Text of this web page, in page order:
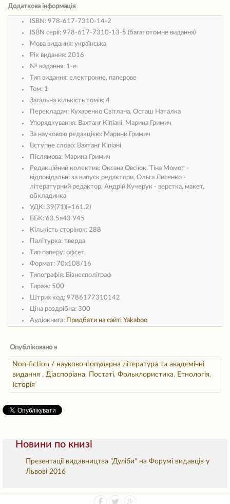
Додаткова інформація
ISBN: 978-617-7310-14-2
ISBN серії: 978-617-7310-13-5 (багатотомне видання)
Мова видання: українська
Рік видання: 2016
№ видання: 1-е
Тип видання: електронне, паперове
Том: 1
Загальна кількість томів: 4
Перекладач: Кухаренко Світлана, Осташ Наталка
Упорядкування: Вахтанг Кіпіані, Марина Гримич
За науковою редакцією: Марини Гримич
Вступне слово: Вахтанг Кіпіані
Післямова: Марина Гримич
Редакційний колектив: Оксана Овсіюк, Тіна Момот -
відповідальні за випуск редактори, Ольга Лисенко -
літературний редактор, Андрій Кучерук - верстка, макет,
обкладинка
УДК: 39(71)(=161.2)
ББК: 63.5я43 У45
Кількість сторінок: 288
Палітурка: тверда
Тип паперу: офсет
Формат: 70х108/16
Типографія: Бізнесполіграф
Тираж: 500
Штрих код: 9786177310142
Ціна роздрібна: 300
Aудіокнига:
Придбати на сайті Yakaboo
Опубліковано в
Non-fiction / науково-популярна література та академічні
видання , Діаспоріана, Постаті, Фольклористика, Етнологія,
Історія
Новини по книзі
Презентації видавництва "Дуліби" на Форумі видавців у
Львові 2016